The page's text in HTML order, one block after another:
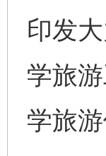
印发
学旅
学旅